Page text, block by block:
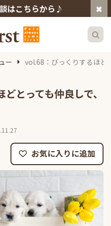
はこちらから♪
ー vol.68：びっくりするほど
とっても仲良しで、
お気に入りに追加